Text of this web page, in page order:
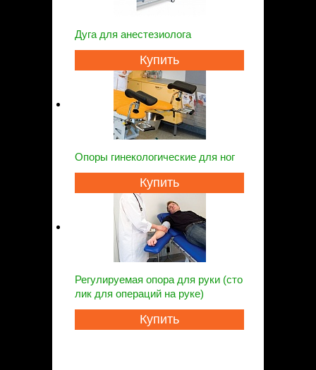
Дуга для анестезиолога
Купить
Опоры гинекологические для ног
Купить
Регулируемая опора для руки (сто
лик для операций на руке)
Купить